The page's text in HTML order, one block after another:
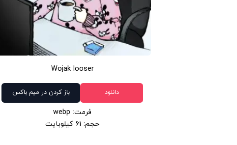
Wojak looser
دانلود باز کردن در میم باکس
فرمت: webp
حجم: 61 کیلوبایت